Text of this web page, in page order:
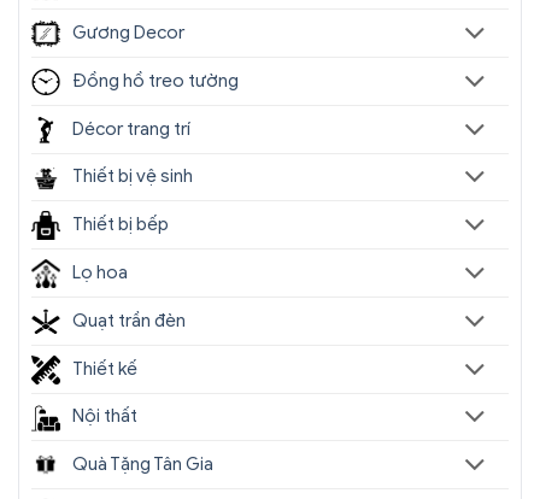
Gương Decor
Đồng hồ treo tường
Décor trang trí
Thiết bị vệ sinh
Thiết bị bếp
Lọ hoa
Quạt trần đèn
Thiết kế
Nội thất
Quà Tặng Tân Gia